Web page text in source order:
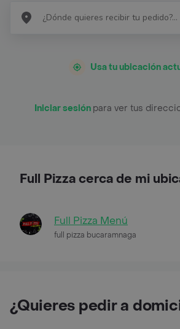
Usa tu ubicación
Iniciar sesión para ver tus
Full Pizza cerca de mi
Full Pizza Menú
full pizza bucaramnaga
¿Quieres pedir a